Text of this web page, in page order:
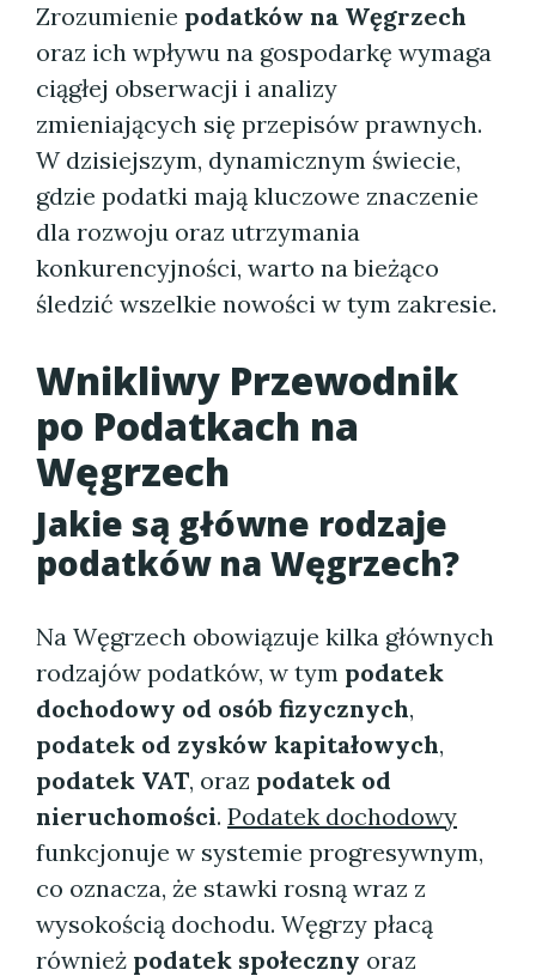
Zrozumienie podatków na Węgrzech
oraz ich wpływu na gospodarkę wymaga
ciągłej obserwacji i analizy
zmieniających się przepisów prawnych.
W dzisiejszym, dynamicznym świecie,
gdzie podatki mają kluczowe znaczenie
dla rozwoju oraz utrzymania
konkurencyjności, warto na bieżąco
śledzić wszelkie nowości w tym zakresie.
Wnikliwy Przewodnik
po Podatkach na
Węgrzech
Jakie są główne rodzaje
podatków na Węgrzech?
Na Węgrzech obowiązuje kilka głównych
rodzajów podatków, w tym podatek
dochodowy od osób fizycznych,
podatek od zysków kapitałowych,
podatek VAT, oraz podatek od
nieruchomości. Podatek dochodowy
funkcjonuje w systemie progresywnym,
co oznacza, że stawki rosną wraz z
wysokością dochodu. Węgrzy płacą
również podatek społeczny oraz